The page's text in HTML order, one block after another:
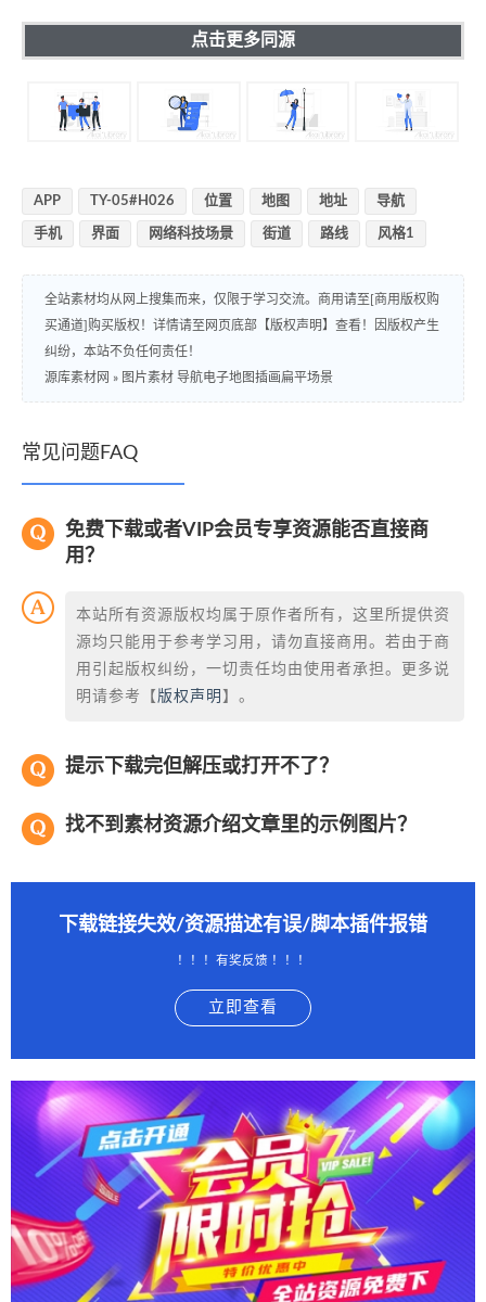
点击更多同源
APP TY-05#H026 位置 地图 地址 导航
手机 界面 网络科技场景 街道 路线 风格1
全站素材均从网上搜集而来，仅限于学习交流。商用请至[商用版权购
买通道]购买版权！详情请至网页底部【版权声明】查看！因版权产生
纠纷，本站不负任何责任！
源库素材网 » 图片素材 导航电子地图插画扁平场景
常见问题FAQ
免费下载或者VIP会员专享资源能否直接商
用？
本站所有资源版权均属于原作者所有，这里所提供资
源均只能用于参考学习用，请勿直接商用。若由于商
用引起版权纠纷，一切责任均由使用者承担。更多说
明请参考【 版权声明 】。
提示下载完但解压或打开不了？
找不到素材资源介绍文章里的示例图片？
下载链接失效/资源描述有误/脚本插件报错
！！！有奖反馈 ！！！
立即查看